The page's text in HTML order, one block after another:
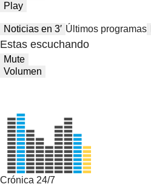
Play
Noticias en 3′ Últimos programas
Estas escuchando
Mute
Volumen
Crónica 24/7